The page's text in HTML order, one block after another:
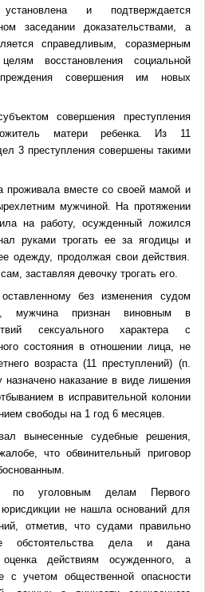
и подтверждается
заседании доказательствами, а
справедливым, соразмерным
восстановления социальной
совершения им новых
совершения преступления
матери ребенка. Из 11
3 преступления совершены такими
проживала вместе со своей мамой и
мужчиной. На протяжении
на работу, осужденный ложился
руками трогать ее за ягодицы и
одежду, продолжая свои действия.
заставляя девочку трогать его.
без изменения судом
мужчина признан виновным в
сексуального характера с
состояния в отношении лица, не
возраста (11 преступлений) (п.
наказание в виде лишения
в исправительной колонии
свободы на 1 год 6 месяцев.
вынесенные судебные решения,
что обвинительный приговор
по уголовным делам Первого
не нашла оснований для
отметив, что судами правильно
обстоятельства дела и дана
действиям осужденного, а
с учетом общественной опасности